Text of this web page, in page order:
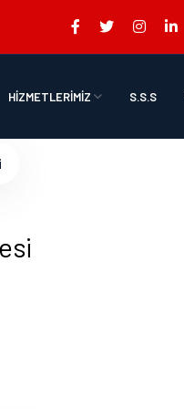
HİZMETLERİMİZ S.S.S